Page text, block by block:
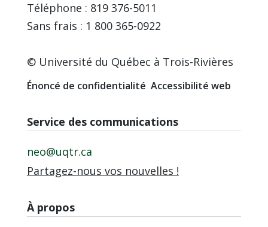
Téléphone : 819 376-5011
Sans frais : 1 800 365-0922
© Université du Québec à Trois-Rivières
Énoncé de confidentialité Accessibilité web
Service des communications
neo@uqtr.ca
Partagez-nous vos nouvelles !
À propos